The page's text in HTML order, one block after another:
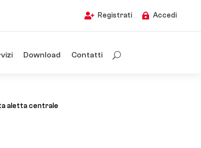
 Registrati  Accedi
Download Contatti
aletta centrale